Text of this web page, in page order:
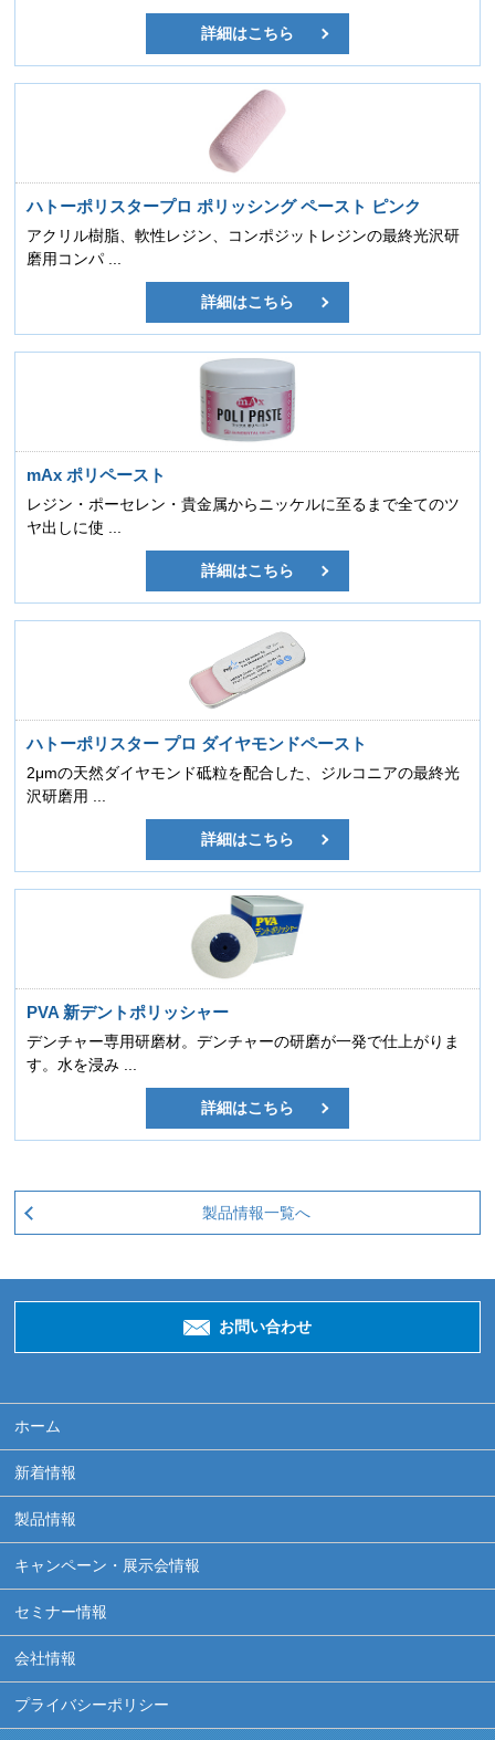
詳細はこちら
ハトーポリスタープロ ポリッシング ペースト ピンク
アクリル樹脂、軟性レジン、コンポジットレジンの最終光沢研
磨用コンパ ...
詳細はこちら
mAx ポリペースト
レジン・ポーセレン・貴金属からニッケルに至るまで全てのツ
ヤ出しに使 ...
詳細はこちら
ハトーポリスター プロ ダイヤモンドペースト
2μmの天然ダイヤモンド砥粒を配合した、ジルコニアの最終光
沢研磨用 ...
詳細はこちら
PVA 新デントポリッシャー
デンチャー専用研磨材。デンチャーの研磨が一発で仕上がりま
す。水を浸み ...
詳細はこちら
製品情報一覧へ
お問い合わせ
ホーム
新着情報
製品情報
キャンペーン・展示会情報
セミナー情報
会社情報
プライバシーポリシー